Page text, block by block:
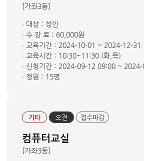
[가좌3동]
대상 : 성인
수 강 료 : 60,000원
교육기간 : 2024-10-01 ~ 2024-12-31
교육시간 : 10:30~11:30 (화,목)
신청기간 : 2024-09-12 09:00 ~
정원 : 15명
기타 오전 접수마감
컴퓨터교실
[가좌3동]